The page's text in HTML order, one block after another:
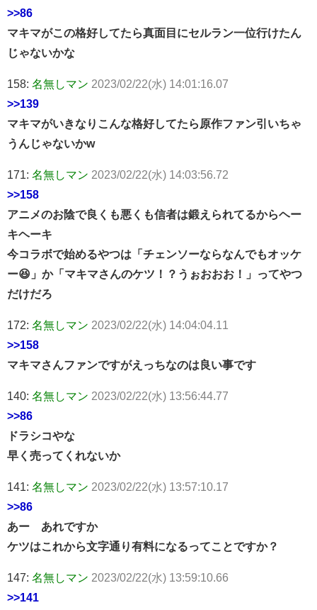
>>86
マキマがこの格好してたら真面目にセルラン一位行けたん
じゃないかな
158: 名無しマン 2023/02/22(水) 14:01:16.07
>>139
マキマがいきなりこんな格好してたら原作ファン引いちゃ
うんじゃないかw
171: 名無しマン 2023/02/22(水) 14:03:56.72
>>158
アニメのお陰で良くも悪くも信者は鍛えられてるからヘー
キヘーキ
今コラボで始めるやつは「チェンソーならなんでもオッケ
ー😆」か「マキマさんのケツ！？うぉおおお！」ってやつ
だけだろ
172: 名無しマン 2023/02/22(水) 14:04:04.11
>>158
マキマさんファンですがえっちなのは良い事です
140: 名無しマン 2023/02/22(水) 13:56:44.77
>>86
ドラシコやな
早く売ってくれないか
141: 名無しマン 2023/02/22(水) 13:57:10.17
>>86
あー あれですか
ケツはこれから文字通り有料になるってことですか？
147: 名無しマン 2023/02/22(水) 13:59:10.66
>>141